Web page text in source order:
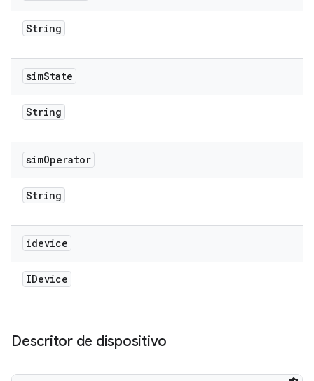
String
simState
String
simOperator
String
idevice
IDevice
Descritor de dispositivo